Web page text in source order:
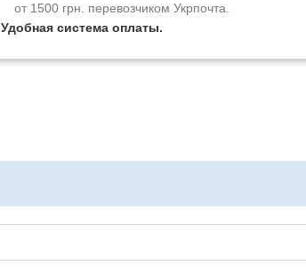
от 1500 грн. перевозчиком Укрпочта.
Удобная система оплаты.